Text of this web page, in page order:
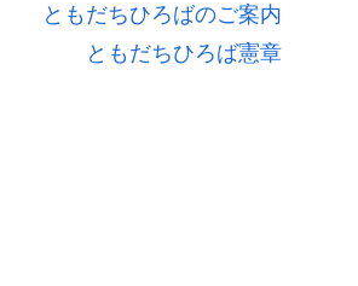
ともだちひろばのご案内
ともだちひろば憲章